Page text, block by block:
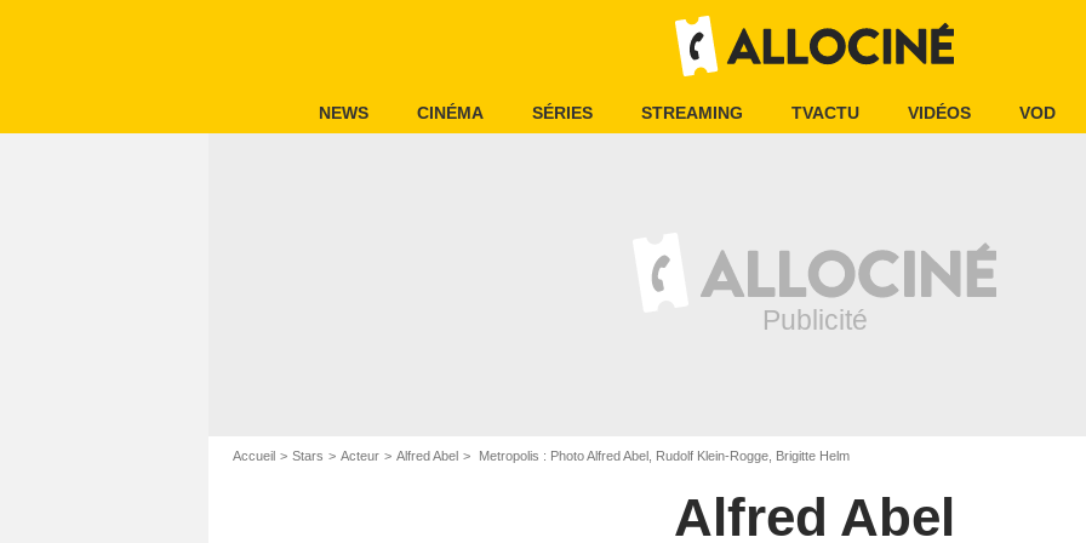
NEWS CINÉMA SÉRIES STREAMING TVACTU VIDÉOS VOD
Accueil Stars Acteur Alfred Abel Metropolis : Photo Alfred Abel, Rudolf Klein-Rogge, Brigitte Helm
Alfred Abel